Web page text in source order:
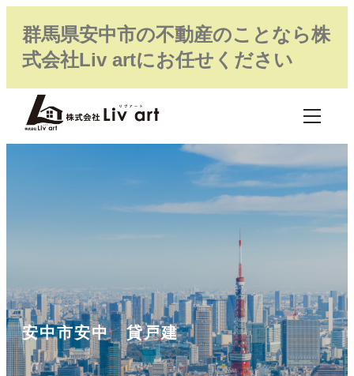
群馬県安中市の不動産のことなら株
式会社Liv artにお任せください
安中市安中 貸戸建